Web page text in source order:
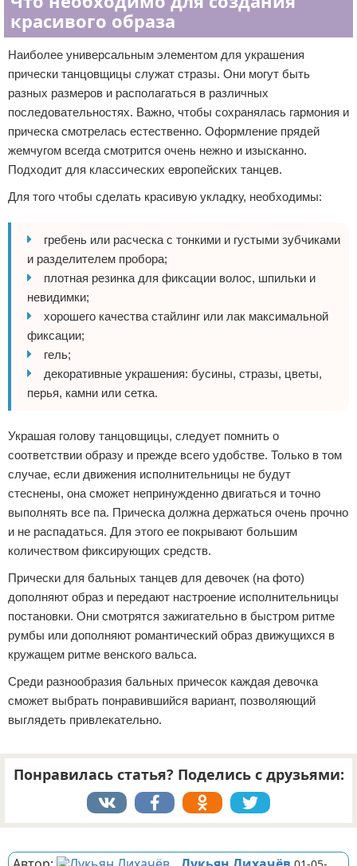
красивого образа
Наиболее универсальным элементом для украшения
прически танцовщицы служат стразы. Они могут быть
разных размеров и располагаться в различных
последовательностях. Важно, чтобы сохранялась гармония и
прическа смотрелась естественно. Оформление прядей
жемчугом всегда смотрится очень нежно и изысканно.
Подходит для классических европейских танцев.
Для того чтобы сделать красивую укладку, необходимы:
гребень или расческа с тонкими и густыми зубчиками
и разделителем пробора;
плотная резинка для фиксации волос, шпильки и
невидимки;
хорошего качества стайлинг или лак максимальной
фиксации;
гель;
декоративные украшения: бусины, стразы, цветы,
перья, камни или сетка.
Украшая голову танцовщицы, следует помнить о
соответствии образу и прежде всего удобстве. Только в том
случае, если движения исполнительницы не будут
стеснены, она сможет непринужденно двигаться и точно
выполнять все па. Прическа должна держаться очень прочно
и не распадаться. Для этого ее покрывают большим
количеством фиксирующих средств.
Прически для бальных танцев для девочек (на фото)
дополняют образ и передают настроение исполнительницы
постановки. Они смотрятся зажигательно в быстром ритме
румбы или дополняют романтический образ движущихся в
кружащем ритме венского вальса.
Среди разнообразия бальных причесок каждая девочка
сможет выбрать понравившийся вариант, позволяющий
выглядеть привлекательно.
Понравилась статья? Поделись с друзьями: